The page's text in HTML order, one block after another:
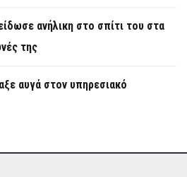
ανήλικη στο σπίτι του στα
της
αυγά στον υπηρεσιακό